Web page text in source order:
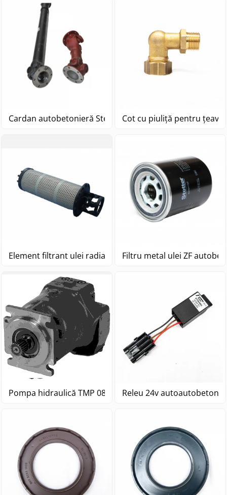
Cardan autobetonieră Stetter Cot cu piuliță pentru țeavă
Element filtrant ulei radiator Filtru metal ulei ZF
Pompa hidraulică TMP 089 NFPE24 R M N F N1
Releu 24v